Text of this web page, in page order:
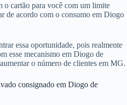
o cartão para você com um limite
de acordo com o consumo em Diogo
essa oportunidade, pois realmente
esse mecanismo em Diogo de
o número de clientes em MG.
consignado em Diogo de